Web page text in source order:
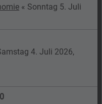
« Sonntag 5. Juli
4. Juli 2026,